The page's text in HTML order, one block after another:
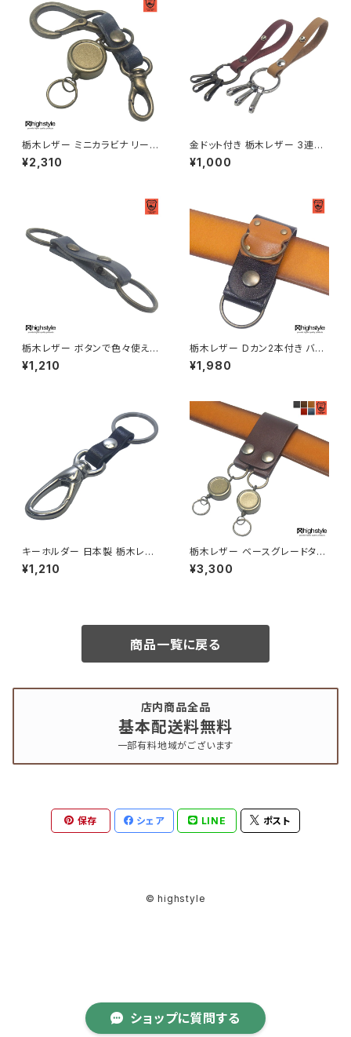
ショップに質問する
栃木レザー ミニカラビナ リール
キー 二重リング ミニナスカン ア
ンティークカラー キーホルダー
¥2,310
金ドット付き 栃木レザー 3連フ
ック レザーリング キーホルダー
highstyle ハイスタイル hs-ya
¥1,000
栃木レザー ボタンで色々使える
センターボタン式 二重リング×2
マルチキーホルダー hs-yam-1
¥1,210
栃木レザー Dカン2本付き バイ
カラー ベルトループキーホルダ
ー highstyle ハイスタイル hs
¥1,980
キーホルダー 日本製 栃木レザ
ー＆シルバーカラーニッケルカラ
ビナ ベースグレードタイプ キー
¥1,210
栃木レザー ベースグレードタイ
プ 幅広デザイン 2リング×2リー
ルキー アンティークカラー ベル
¥3,300
商品一覧に戻る
店内商品全品
基本配送料無料
一部有料地域がございます
保存 シェア LINE ポスト
© highstyle